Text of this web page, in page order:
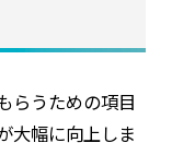
らうための項目
大幅に向上しま